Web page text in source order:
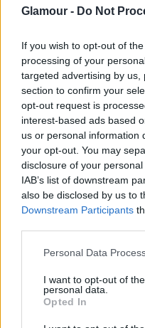
Glamour - Do Not
If you wish to opt-out of
processing of your
targeted advertising by
section to confirm your
opt-out request is
interest-based ads based
us or personal information
your opt-out. You may
disclosure of your
IAB’s list of downstream
also be disclosed by us to
Downstream Participants
Please note that this
not limited to your visit or
grant or deny consent to
use your data for below
consent section.
Personal Data
I want to opt-out of
personal data.
Opted In
KULTÚRA
Te örülnél, ha
gyereke
nepo-bébi